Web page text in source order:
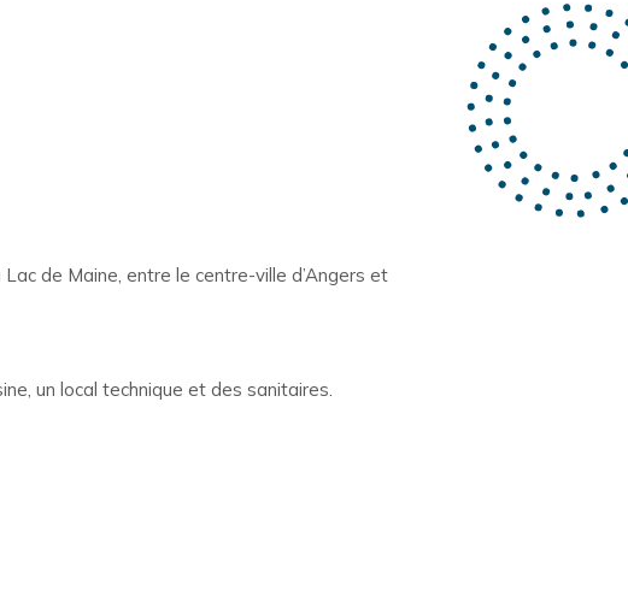
de Maine, entre le centre-ville d’Angers et
un local technique et des sanitaires.